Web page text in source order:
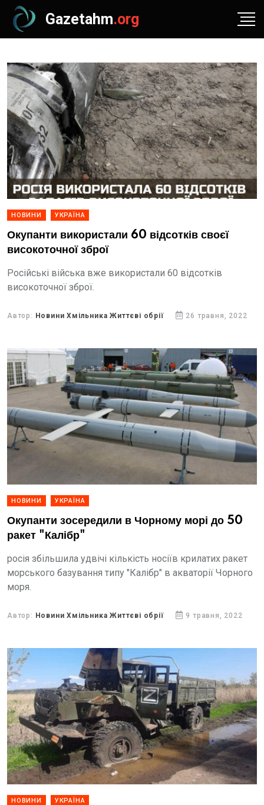
Gazetahm.org
НОВИНИ УКРАЇНА
Окупанти використали 60 відсотків своєї
високоточної зброї
Російські війська вже використали 60 відсотків
високоточної зброї.
Автор: Новини Хмільника Життєві обрії 26 травня, 2022
НОВИНИ УКРАЇНА
Окупанти зосередили в Чорному морі до 50
ракет "Калібр"
росія збільшила удвічі кількість носіїв крилатих ракет
морського базування типу "Калібр" в акваторії Чорного
моря.
Автор: Новини Хмільника Життєві обрії 9 травня, 2022
НОВИНИ УКРАЇНА